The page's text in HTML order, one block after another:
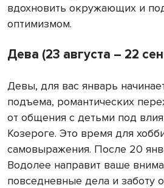
вдохновить окружающих и
оптимизмом.
Дева (23 августа – 22
Девы, для вас январь
подъема, романтических
от общения с детьми под
Козероге. Это время для
самовыражения. После 20
Водолее направит ваше
повседневные дела и заботу